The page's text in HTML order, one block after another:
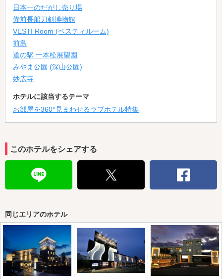
日本一のだがし売り場
備前長船刀剣博物館
VESTI Room (ベスティルーム)
前島
道の駅 一本松展望園
みやま公園 (深山公園)
妙広寺
ホテルに該当するテーマ
お部屋を360°見まわせるラブホテル特集
このホテルをシェアする
同じエリアのホテル